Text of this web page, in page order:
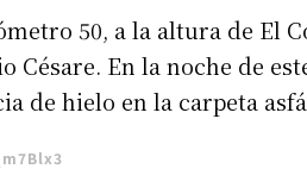
50, a la altura de El
Césare. En la noche de
de hielo en la carpeta